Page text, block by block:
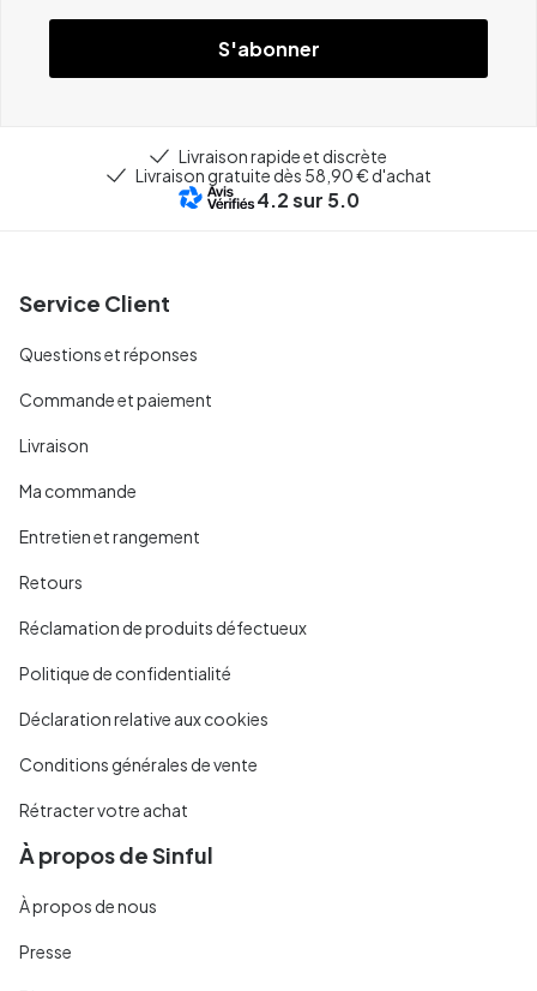
S'abonner
Livraison rapide et discrète
Livraison gratuite dès 58,90 € d'achat
4.2sur 5.0
Service Client
Questions et réponses
Commande et paiement
Livraison
Ma commande
Entretien et rangement
Retours
Réclamation de produits défectueux
Politique de confidentialité
Déclaration relative aux cookies
Conditions générales de vente
Rétracter votre achat
À propos de Sinful
À propos de nous
Presse